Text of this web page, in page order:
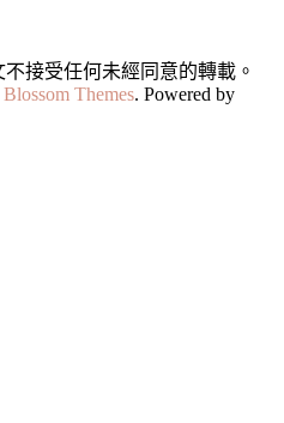
接受任何未經同意的轉載。
Blossom Themes. Powered by